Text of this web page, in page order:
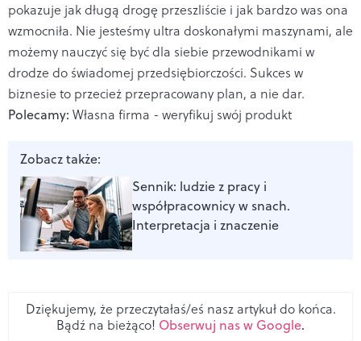
pokazuje jak długą drogę przeszliście i jak bardzo was ona
wzmocniła. Nie jesteśmy ultra doskonałymi maszynami, ale
możemy nauczyć się być dla siebie przewodnikami w
drodze do świadomej przedsiębiorczości. Sukces w
biznesie to przecież przepracowany plan, a nie dar.
Polecamy: Własna firma - weryfikuj swój produkt
Zobacz także:
Sennik: ludzie z pracy i
współpracownicy w snach.
Interpretacja i znaczenie
Dziękujemy, że przeczytałaś/eś nasz artykuł do końca.
Bądź na bieżąco! Obserwuj nas w Google.